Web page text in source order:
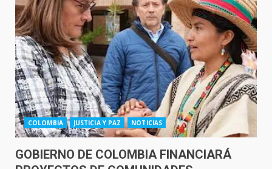
COLOMBIA JUSTICIA Y PAZ NOTICIAS
GOBIERNO DE COLOMBIA FINANCIARÁ